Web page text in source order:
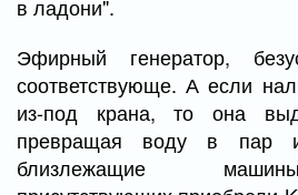
в ладони".
Эфирный генератор,
соответствующе. А если
из-под крана, то она
превращая воду в пар
близлежащие